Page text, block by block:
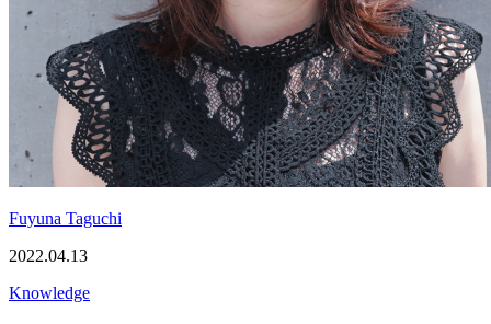
Fuyuna Taguchi
2022.04.13
Knowledge